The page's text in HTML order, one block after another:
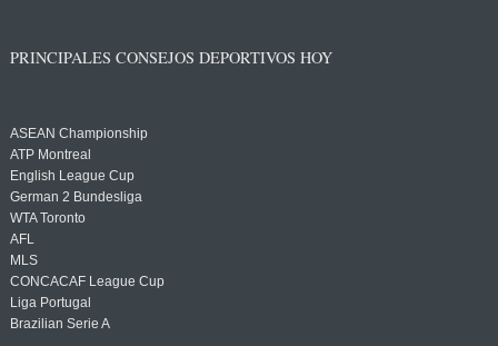
PRINCIPALES CONSEJOS DEPORTIVOS HOY
ASEAN Championship
ATP Montreal
English League Cup
German 2 Bundesliga
WTA Toronto
AFL
MLS
CONCACAF League Cup
Liga Portugal
Brazilian Serie A